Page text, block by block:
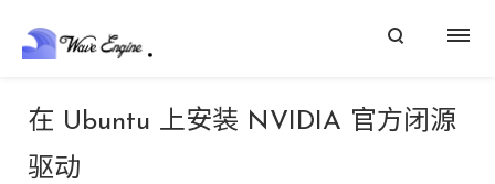
在 Ubuntu 上安装 NVIDIA 官方闭源
驱动